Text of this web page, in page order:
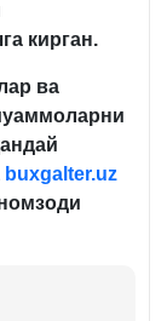
кирган.
ва
buxgalter.uz